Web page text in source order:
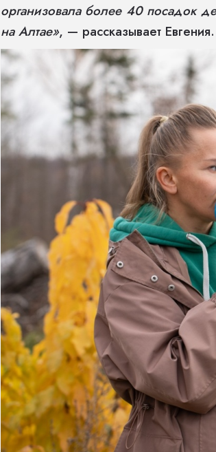
организовала более 40 посадок
на Алтае», — рассказывает Евгения.